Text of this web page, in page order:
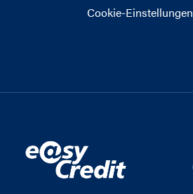
Cookie-Einstellungen